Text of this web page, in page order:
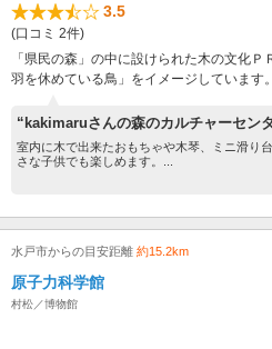
3.5
(口コミ 2件)
「県民の森」の中に設けられた木の文化
羽を休めている鳥」をイメージしています
“kakimaruさんの森のカルチャーセン
室内に木で出来たおもちゃや木琴、ミニ滑り
さな子供でも楽しめます。...
水戸市からの目安距離 約15.2km
原子力科学館
村松／博物館